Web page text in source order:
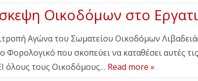
Οικοδόμων στο
Αγώνα του Σωματείου Οικοδόμων
Φορολογικό που σκοπεύει να καταθέσει αυτές
όλους τους Οικοδόμους… Read more »